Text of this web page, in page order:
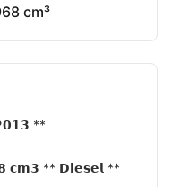
cm³
**
𝗰𝗺𝟯 ** 𝗗𝗶𝗲𝘀𝗲𝗹 **